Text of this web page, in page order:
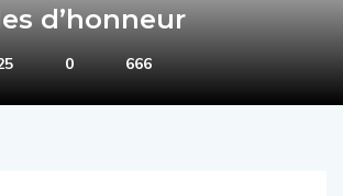
d’honneur
0 666